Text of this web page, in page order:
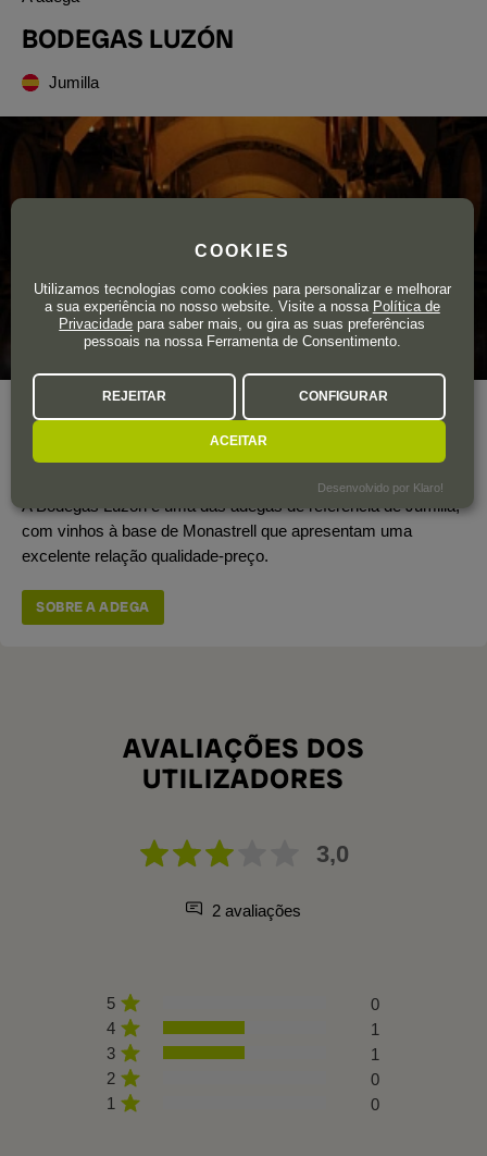
BODEGAS LUZÓN
Jumilla
Ano de fundação 1916
350 ha.
Produção Total 2.500.000 garrafas
A Bodegas Luzón é uma das adegas de referência de Jumilla,
com vinhos à base de Monastrell que apresentam uma
excelente relação qualidade-preço.
SOBRE A ADEGA
AVALIAÇÕES DOS
UTILIZADORES
3,0
2 avaliações
5
0
4
1
3
1
2
0
1
0
COOKIES
Utilizamos tecnologias como cookies para personalizar e melhorar
a sua experiência no nosso website. Visite a nossa Política de
Privacidade para saber mais, ou gira as suas preferências
pessoais na nossa Ferramenta de Consentimento.
REJEITAR CONFIGURAR
ACEITAR
Desenvolvido por Klaro!